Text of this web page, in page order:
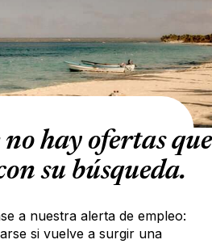
hay ofertas que
su búsqueda.
a nuestra alerta de empleo:
si vuelve a surgir una